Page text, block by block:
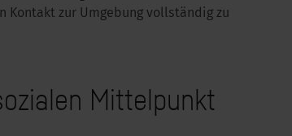
Kontakt zur Umgebung vollständig zu
Mittelpunkt